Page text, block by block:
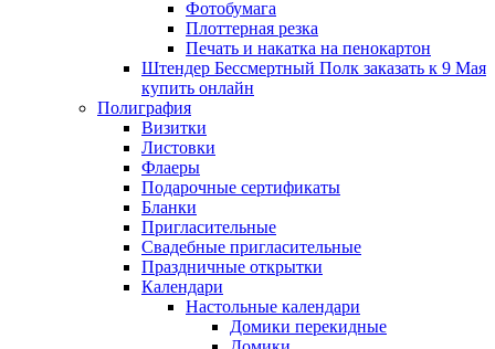
Фотобумага
Плоттерная резка
Печать и накатка на пенокартон
Штендер Бессмертный Полк заказать к 9 Мая
купить онлайн
Полиграфия
Визитки
Листовки
Флаеры
Подарочные сертификаты
Бланки
Пригласительные
Свадебные пригласительные
Праздничные открытки
Календари
Настольные календари
Домики перекидные